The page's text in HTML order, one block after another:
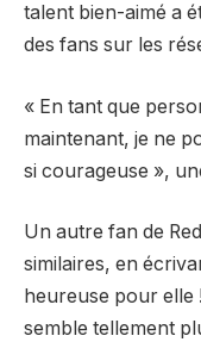
talent bien-aimé a
des fans sur les
« En tant que
maintenant, je ne
si courageuse »,
Un autre fan de
similaires, en
heureuse pour elle
semble tellement